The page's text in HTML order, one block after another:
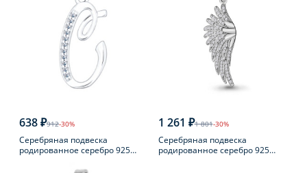
638 ₽912-30%
Серебряная подвеска
родированное серебро 925
1 261 ₽1 801-30%
Серебряная подвеска
родированное серебро 925